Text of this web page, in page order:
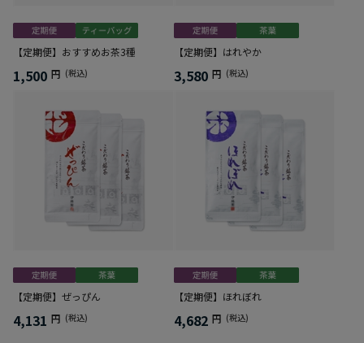
【定期便】おすすめお茶3種
1,500 円 (税込)
【定期便】はれやか
3,580 円 (税込)
【定期便】ぜっぴん
4,131 円 (税込)
【定期便】ほれぼれ
4,682 円 (税込)